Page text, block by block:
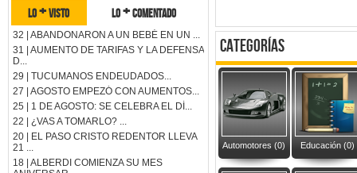
lo + visto lo + comentado
32 | ABANDONARON A UN BEBÉ EN UN ...
31 | AUMENTO DE TARIFAS Y LA DEFENSA
D...
29 | TUCUMANOS ENDEUDADOS...
27 | AGOSTO EMPEZÓ CON AUMENTOS...
25 | 1 DE AGOSTO: SE CELEBRA EL DÍ...
22 | ¿VAS A TOMARLO? ...
20 | EL PASO CRISTO REDENTOR LLEVA
21 ...
18 | ALBERDI COMIENZA SU MES
categorías
Automotores (0) Educación (0)